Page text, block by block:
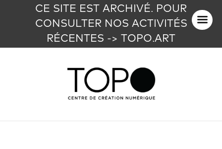
CE SITE EST ARCHIVÉ. POUR
CONSULTER NOS ACTIVITÉS
RÉCENTES -> TOPO.ART